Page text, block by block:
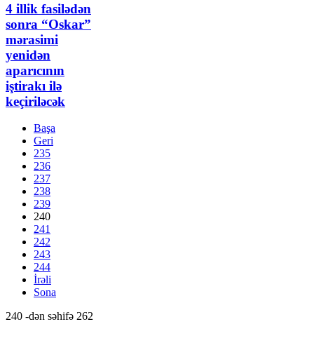
4 illik fasilədən
sonra “Oskar”
mərasimi
yenidən
aparıcının
iştirakı ilə
keçiriləcək
Başa
Geri
235
236
237
238
239
240
241
242
243
244
İrəli
Sona
240 -dən səhifə 262